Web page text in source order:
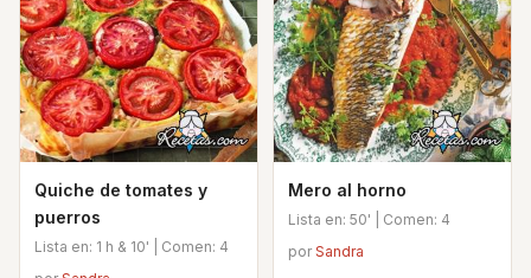
Quiche de tomates y
puerros
Lista en: 1 h & 10' | Comen: 4
Mero al horno
Lista en: 50' | Comen: 4
porSandra